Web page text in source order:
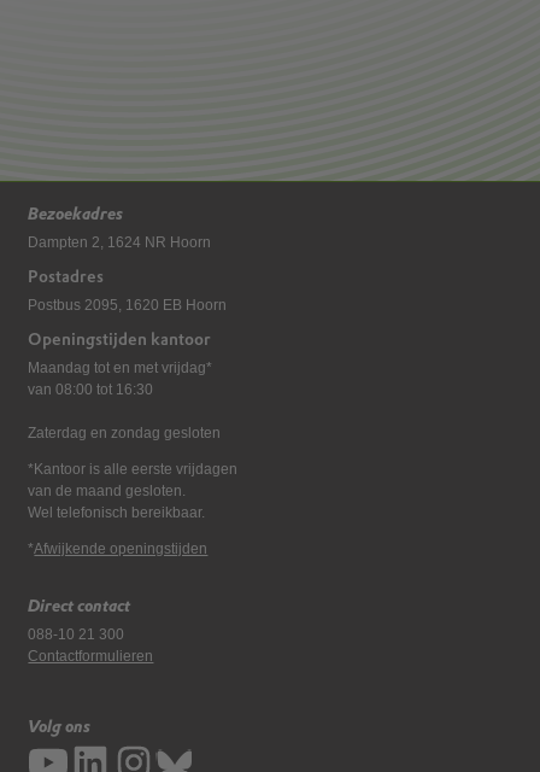
Bezoekadres
Dampten 2, 1624 NR Hoorn
Postadres
Postbus 2095, 1620 EB Hoorn
Openingstijden kantoor
Maandag tot en met vrijdag*
van 08:00 tot 16:30
Zaterdag en zondag gesloten
*Kantoor is alle eerste vrijdagen
van de maand gesloten.
Wel telefonisch bereikbaar.
*Afwijkende openingstijden
Direct contact
088-10 21 300
Contactformulieren
Volg ons